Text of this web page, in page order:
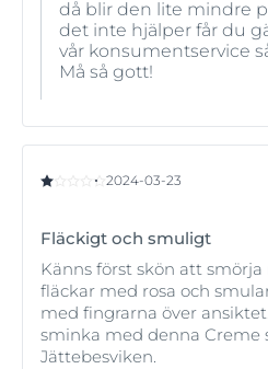
då blir den lite mindre
det inte hjälper får du
vår konsumentservice
Må så gott!
2024-03-23
Fläckigt och smuligt
Känns först skön att
fläckar med rosa och
med fingrarna över
sminka med denna Creme
Jättebesviken.